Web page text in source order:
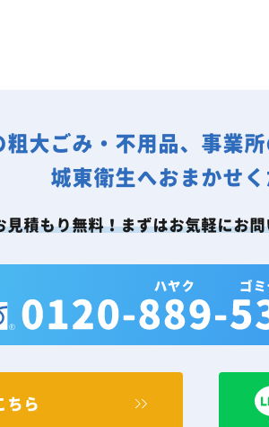
粗大ごみ・不用品、事業
城東衛生へおまかせく
見積もり無料！まずはお気軽にお
ちら